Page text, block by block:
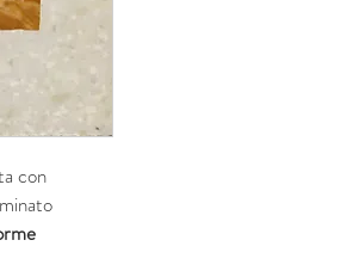
con